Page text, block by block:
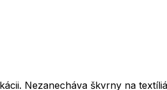
Nezanecháva škvrny na